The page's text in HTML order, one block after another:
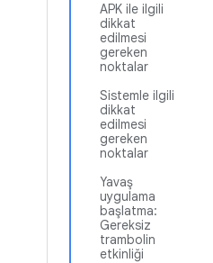
APK ile ilgili
dikkat
edilmesi
gereken
noktalar
Sistemle ilgili
dikkat
edilmesi
gereken
noktalar
Yavaş
uygulama
başlatma:
Gereksiz
trambolin
etkinliği